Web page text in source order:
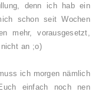
denn ich hab ein
schon seit Wochen
mehr, vorausgesetzt,
an ;o)
ich morgen nämlich
einfach noch nen